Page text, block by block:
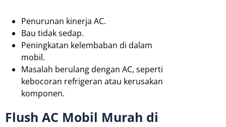
Penurunan kinerja AC.
Bau tidak sedap.
Peningkatan kelembaban di dalam
mobil.
Masalah berulang dengan AC, seperti
kebocoran refrigeran atau kerusakan
komponen.
Flush AC Mobil Murah di